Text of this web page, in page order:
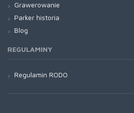
Grawerowanie
Parker historia
Blog
REGULAMINY
Regulamin RODO